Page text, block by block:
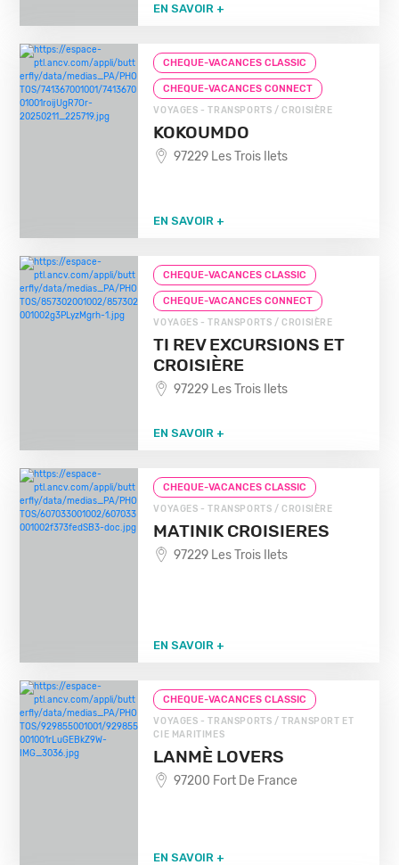
EN SAVOIR +
CHEQUE-VACANCES CLASSIC
CHEQUE-VACANCES CONNECT
VOYAGES - TRANSPORTS / CROISIÈRE
KOKOUMDO
97229 Les Trois Ilets
EN SAVOIR +
CHEQUE-VACANCES CLASSIC
CHEQUE-VACANCES CONNECT
VOYAGES - TRANSPORTS / CROISIÈRE
TI REV EXCURSIONS ET
CROISIÈRE
97229 Les Trois Ilets
EN SAVOIR +
CHEQUE-VACANCES CLASSIC
VOYAGES - TRANSPORTS / CROISIÈRE
MATINIK CROISIERES
97229 Les Trois Ilets
EN SAVOIR +
CHEQUE-VACANCES CLASSIC
VOYAGES - TRANSPORTS / TRANSPORT ET
CIE MARITIMES
LANMÈ LOVERS
97200 Fort De France
EN SAVOIR +